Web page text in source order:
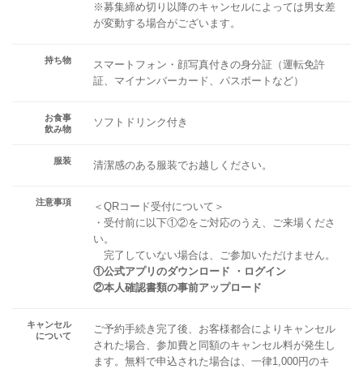
※募集締め切り以降のキャンセルによっては男女差
が変動する場合がございます。
持ち物
スマートフォン・顔写真付きの身分証（運転免許
証、マイナンバーカード、パスポートなど）
お食事
飲み物
ソフトドリンク付き
服装 清潔感のある服装でお越しください。
注意事項
＜QRコード受付について＞
・受付前に以下①②をご対応のうえ、ご来場くださ
い。
完了していない場合は、ご参加いただけません。
①公式アプリのダウンロード ・ログイン
②本人確認書類の事前アップロード
キャンセル
について
ご予約手続き完了後、お客様都合によりキャンセル
された場合、参加費と同額のキャンセル料が発生し
ます。無料で申込された場合は、一律1,000円のキ